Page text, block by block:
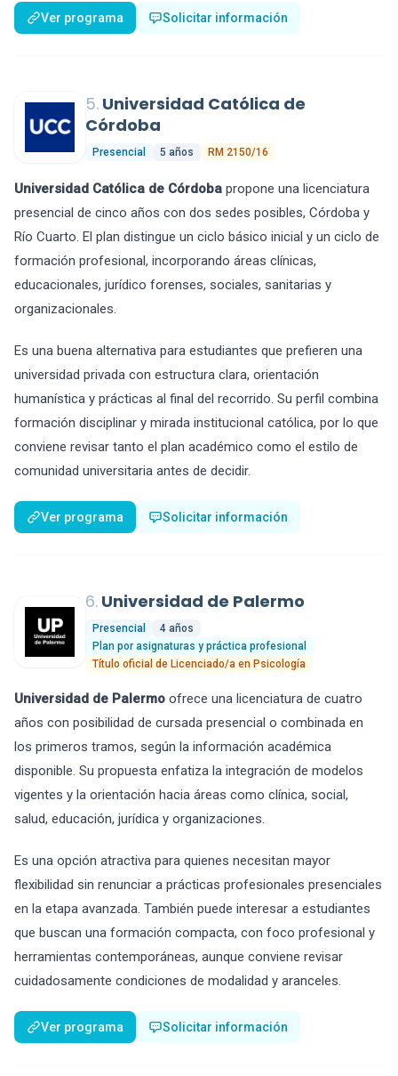
Ver programa Solicitar información
5. Universidad Católica de
Córdoba
Presencial 5 años RM 2150/16
Universidad Católica de Córdoba propone una licenciatura
presencial de cinco años con dos sedes posibles, Córdoba y
Río Cuarto. El plan distingue un ciclo básico inicial y un ciclo de
formación profesional, incorporando áreas clínicas,
educacionales, jurídico forenses, sociales, sanitarias y
organizacionales.
Es una buena alternativa para estudiantes que prefieren una
universidad privada con estructura clara, orientación
humanística y prácticas al final del recorrido. Su perfil combina
formación disciplinar y mirada institucional católica, por lo que
conviene revisar tanto el plan académico como el estilo de
comunidad universitaria antes de decidir.
Ver programa Solicitar información
6. Universidad de Palermo
Presencial
4 años
Plan por asignaturas y práctica profesional
Título oficial de Licenciado/a en Psicología
Universidad de Palermo ofrece una licenciatura de cuatro
años con posibilidad de cursada presencial o combinada en
los primeros tramos, según la información académica
disponible. Su propuesta enfatiza la integración de modelos
vigentes y la orientación hacia áreas como clínica, social,
salud, educación, jurídica y organizaciones.
Es una opción atractiva para quienes necesitan mayor
flexibilidad sin renunciar a prácticas profesionales presenciales
en la etapa avanzada. También puede interesar a estudiantes
que buscan una formación compacta, con foco profesional y
herramientas contemporáneas, aunque conviene revisar
cuidadosamente condiciones de modalidad y aranceles.
Ver programa Solicitar información